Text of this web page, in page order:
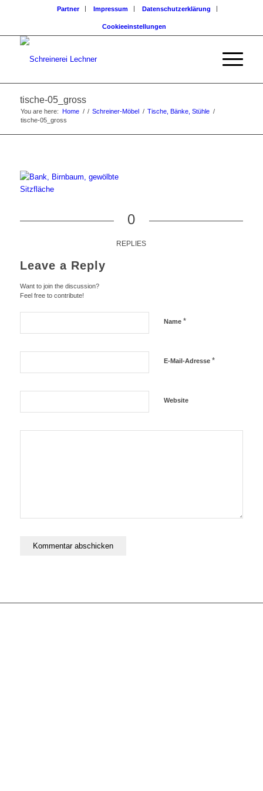
Partner Impressum Datenschutzerklärung
Cookieeinstellungen
tische-05_gross
You are here: Home / / Schreiner-Möbel / Tische, Bänke, Stühle /
tische-05_gross
0
REPLIES
Leave a Reply
Want to join the discussion?
Feel free to contribute!
Name *
E-Mail-Adresse *
Website